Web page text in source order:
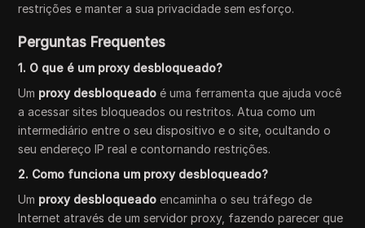
restrições e manter a sua privacidade sem esforço.
Perguntas Frequentes
1. O que é um proxy desbloqueado?
Um proxy desbloqueado é uma ferramenta que ajuda você
a acessar sites bloqueados ou restritos. Atua como um
intermediário entre o seu dispositivo e o site, ocultando o
seu endereço IP real e contornando restrições.
2. Como funciona um proxy desbloqueado?
Um proxy desbloqueado encaminha o seu tráfego de
Internet através de um servidor proxy, fazendo parecer que